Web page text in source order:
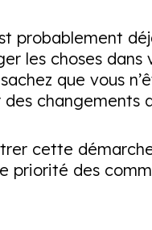
probablement
les choses
que vous
changements
cette
priorité des